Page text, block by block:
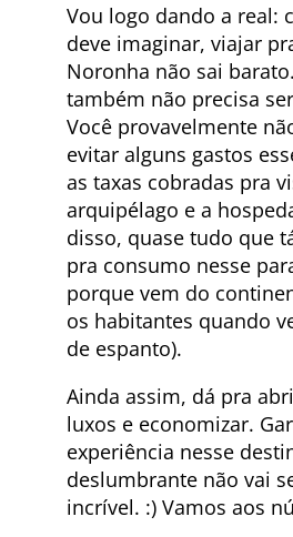
Vou logo dando a real:
deve imaginar, viajar
Noronha não sai
também não precisa
Você provavelmente
evitar alguns gastos
as taxas cobradas pra
arquipélago e a
disso, quase tudo que
pra consumo nesse
porque vem do
os habitantes quando
de espanto).
Ainda assim, dá pra
luxos e economizar.
experiência nesse
deslumbrante não vai
incrível. :) Vamos aos